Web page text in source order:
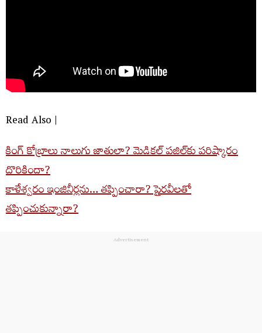
Read Also |
కింగ్‌ కోబ్రాలు నాలుగు జాతులా? మెడికల్‌ పజిల్‌కు పరిష్కారం
దొరికిందా?
కాళేశ్వరం ఇంజినీర్లను… తప్పించారా? పైరవీలతో
తప్పించుకున్నారా?